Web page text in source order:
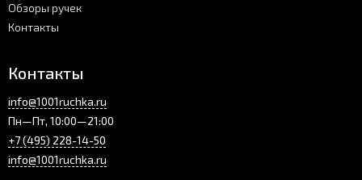
Обзоры ручек
Контакты
Контакты
info@1001ruchka.ru
Пн—Пт, 10:00—21:00
+7 (495) 228-14-50
info@1001ruchka.ru